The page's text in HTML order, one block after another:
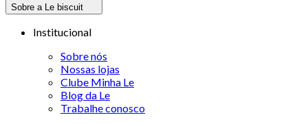
Sobre a Le biscuit
Institucional
Sobre nós
Nossas lojas
Clube Minha Le
Blog da Le
Trabalhe conosco